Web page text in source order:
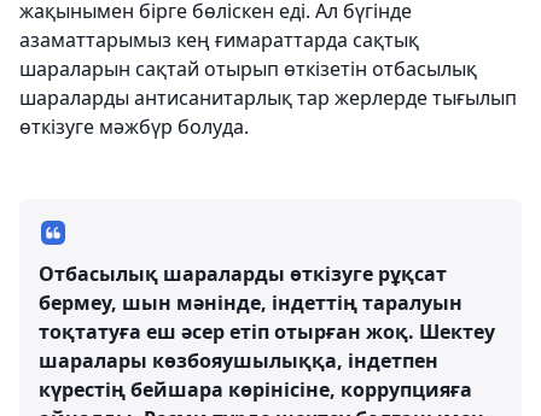
жақынымен бірге бөліскен еді. Ал бүгінде
азаматтарымыз кең ғимараттарда сақтық
шараларын сақтай отырып өткізетін отбасылық
шараларды антисанитарлық тар жерлерде тығылып
өткізуге мәжбүр болуда.
Отбасылық шараларды өткізуге рұқсат
бермеу, шын мәнінде, індеттің таралуын
тоқтатуға еш әсер етіп отырған жоқ. Шектеу
шаралары көзбояушылыққа, індетпен
күрестің бейшара көрінісіне, коррупцияға